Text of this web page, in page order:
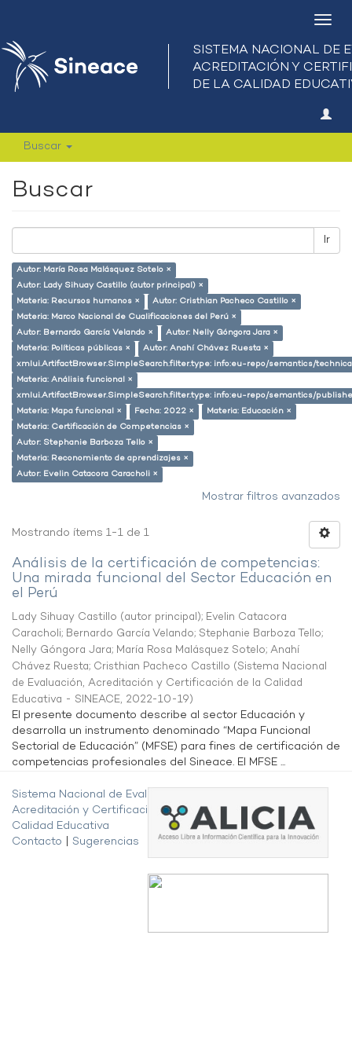
Buscar
Buscar
Ir
Autor: María Rosa Malásquez Sotelo ×
Autor: Lady Sihuay Castillo (autor principal) ×
Materia: Recursos humanos ×
Autor: Cristhian Pacheco Castillo ×
Materia: Marco Nacional de Cualificaciones del Perú ×
Autor: Bernardo García Velando ×
Autor: Nelly Góngora Jara ×
Materia: Políticas públicas ×
Autor: Anahí Chávez Ruesta ×
xmlui.ArtifactBrowser.SimpleSearch.filter.type: info:eu-repo/semantics/
Materia: Análisis funcional ×
xmlui.ArtifactBrowser.SimpleSearch.filter.type: info:eu-repo/semantics/
Materia: Mapa funcional ×
Fecha: 2022 ×
Materia: Educación ×
Materia: Certificación de Competencias ×
Autor: Stephanie Barboza Tello ×
Materia: Reconomiento de aprendizajes ×
Autor: Evelin Catacora Caracholi ×
Mostrar filtros avanzados
Mostrando ítems 1-1 de 1
Análisis de la certificación de competencias:
Una mirada funcional del Sector Educación en
el Perú
Lady Sihuay Castillo (autor principal); Evelin Catacora
Caracholi; Bernardo García Velando; Stephanie Barboza Tello;
Nelly Góngora Jara; María Rosa Malásquez Sotelo; Anahí
Chávez Ruesta; Cristhian Pacheco Castillo (Sistema Nacional
de Evaluación, Acreditación y Certificación de la Calidad
Educativa - SINEACE, 2022-10-19)
El presente documento describe al sector Educación y
desarrolla un instrumento denominado “Mapa Funcional
Sectorial de Educación” (MFSE) para fines de certificación de
competencias profesionales del Sineace. El MFSE ...
Sistema Nacional de Evaluación,
Acreditación y Certificación de la
Calidad Educativa
Contacto
Sugerencias